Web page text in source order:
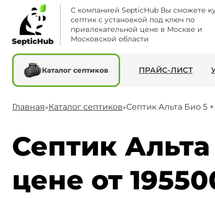
С компанией SepticHub Вы сможете
септик с установкой под ключ по
привлекательной цене в Москве и
Московской области
Каталог септиков ПРАЙС-ЛИСТ
Главная»Каталог септиков»Септик Альта Био 5
Септик
цене от